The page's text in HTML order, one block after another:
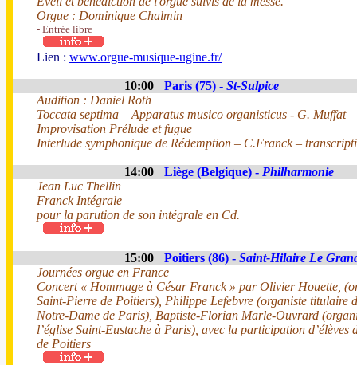
Orgue : Dominique Chalmin
- Entrée libre
Lien : www.orgue-musique-ugine.fr/
10:00 Paris (75) - St-Sulpice
Audition : Daniel Roth
Toccata septima – Apparatus musico organisticus - G. Muffat
Improvisation Prélude et fugue
Interlude symphonique de Rédemption – C.Franck –
14:00 Liège (Belgique) - Philharmonie
Jean Luc Thellin
Franck Intégrale
pour la parution de son intégrale en Cd.
15:00 Poitiers (86) - Saint-Hilaire Le
Journées orgue en France
Concert « Hommage à César Franck » par Olivier Houette,
Saint-Pierre de Poitiers), Philippe Lefebvre (organiste titulaire
Notre-Dame de Paris), Baptiste-Florian Marle-Ouvrard
l’église Saint-Eustache à Paris), avec la participation d’élèves
de Poitiers